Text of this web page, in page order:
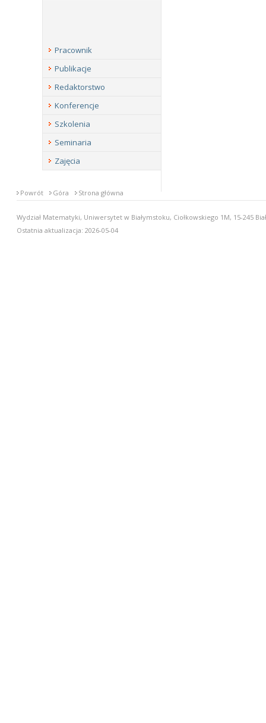
Pracownik
Publikacje
Redaktorstwo
Konferencje
Szkolenia
Seminaria
Zajęcia
Powrót Góra Strona główna
Wydział Matematyki, Uniwersytet w Białymstoku, Ciołkowskiego 1M, 15-245
Ostatnia aktualizacja: 2026-05-04